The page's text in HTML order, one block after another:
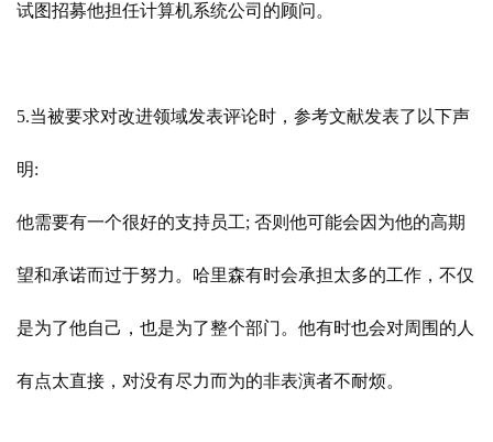
试图招募他担任计算机系统公司的顾问。
5.当被要求对改进领域发表评论时，参考文献发表了以下声
明:
他需要有一个很好的支持员工; 否则他可能会因为他的高期
望和承诺而过于努力。哈里森有时会承担太多的工作，不仅
是为了他自己，也是为了整个部门。他有时也会对周围的人
有点太直接，对没有尽力而为的非表演者不耐烦。